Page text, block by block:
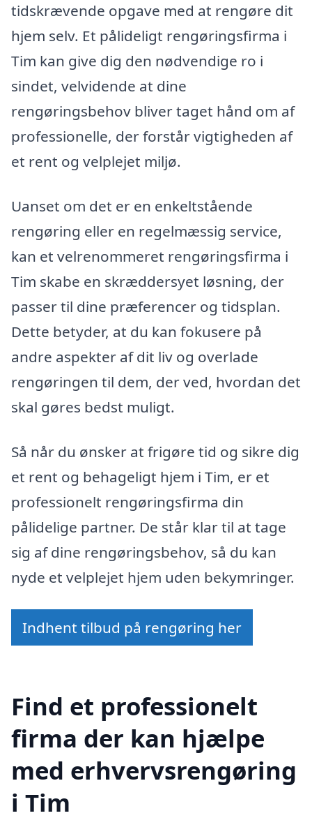
tidskrævende opgave med at rengøre dit
hjem selv. Et pålideligt rengøringsfirma i
Tim kan give dig den nødvendige ro i
sindet, velvidende at dine
rengøringsbehov bliver taget hånd om af
professionelle, der forstår vigtigheden af
et rent og velplejet miljø.
Uanset om det er en enkeltstående
rengøring eller en regelmæssig service,
kan et velrenommeret rengøringsfirma i
Tim skabe en skræddersyet løsning, der
passer til dine præferencer og tidsplan.
Dette betyder, at du kan fokusere på
andre aspekter af dit liv og overlade
rengøringen til dem, der ved, hvordan det
skal gøres bedst muligt.
Så når du ønsker at frigøre tid og sikre dig
et rent og behageligt hjem i Tim, er et
professionelt rengøringsfirma din
pålidelige partner. De står klar til at tage
sig af dine rengøringsbehov, så du kan
nyde et velplejet hjem uden bekymringer.
Indhent tilbud på rengøring her
Find et professionelt
firma der kan hjælpe
med erhvervsrengøring
i Tim